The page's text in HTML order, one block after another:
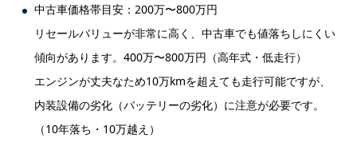
中古車価格帯目安：200万〜800万円
リセールバリューが非常に高く、中古車でも値落ちしにくい
傾向があります。400万〜800万円（高年式・低走行）
エンジンが丈夫なため10万kmを超えても走行可能ですが、
内装設備の劣化（バッテリーの劣化）に注意が必要です。
（10年落ち・10万越え）